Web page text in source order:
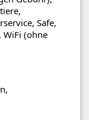
Safe,
WiFi (ohne